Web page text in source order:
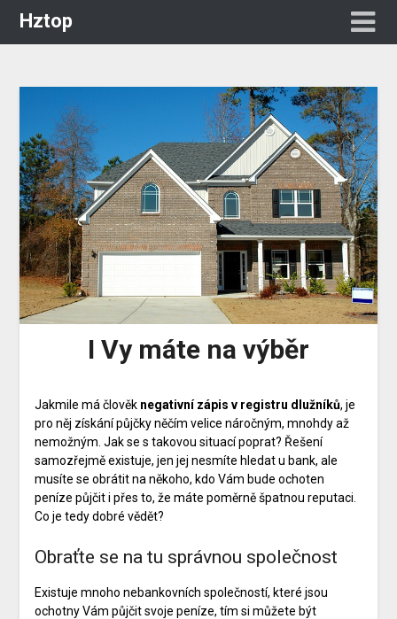
Hztop
I Vy máte na výběr
Jakmile má člověk negativní zápis v registru dlužníků, je
pro něj získání půjčky něčím velice náročným, mnohdy až
nemožným. Jak se s takovou situací poprat? Řešení
samozřejmě existuje, jen jej nesmíte hledat u bank, ale
musíte se obrátit na někoho, kdo Vám bude ochoten
peníze půjčit i přes to, že máte poměrně špatnou reputaci.
Co je tedy dobré vědět?
Obraťte se na tu správnou společnost
Existuje mnoho nebankovních společností, které jsou
ochotny Vám půjčit svoje peníze, tím si můžete být